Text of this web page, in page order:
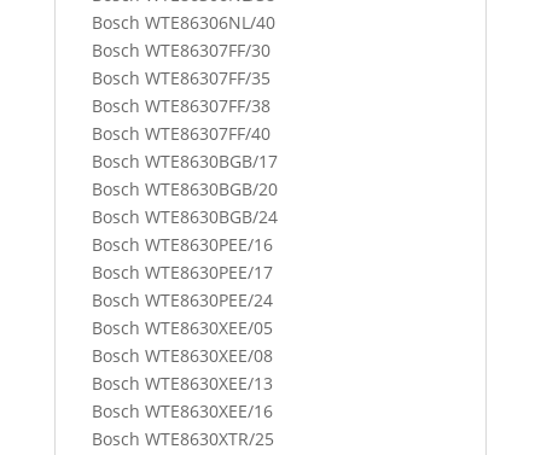
Bosch WTE86306NL/40
Bosch WTE86307FF/30
Bosch WTE86307FF/35
Bosch WTE86307FF/38
Bosch WTE86307FF/40
Bosch WTE8630BGB/17
Bosch WTE8630BGB/20
Bosch WTE8630BGB/24
Bosch WTE8630PEE/16
Bosch WTE8630PEE/17
Bosch WTE8630PEE/24
Bosch WTE8630XEE/05
Bosch WTE8630XEE/08
Bosch WTE8630XEE/13
Bosch WTE8630XEE/16
Bosch WTE8630XTR/25